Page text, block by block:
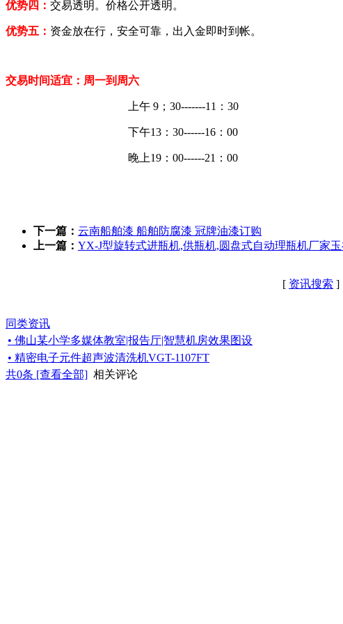
优势四： 交易透明。价格公开透明。
优势五： 资金放在行，安全可靠，出入金即时到帐。
交易时间适宜：周一到周六
上午 9；30-------11：30
下午13：30------16：00
晚上19：00------21：00
下一篇： 云南船舶漆 船舶防腐漆 冠牌油漆订购
上一篇： YX-J型旋转式进瓶机,供瓶机,圆盘式自动理瓶机厂家
[ 资讯搜索 ]
同类资讯
• 佛山某小学多媒体教室|报告厅|智慧机房效果图设
• 精密电子元件超声波清洗机VGT-1107FT
共0条 [查看全部] 相关评论